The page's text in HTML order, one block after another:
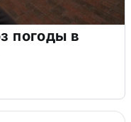
погоды в